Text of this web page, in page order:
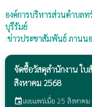
องค์การบริหารส่วนตำบล
บุรีรัมย์
›ข่าวประชาสัมพันธ์ ภานน
จัดซื้อวัสดุสำนักงาน ใบ
สิงหาคม 2568
eventเผยแพร่เมื่อ 25 สิงหาค